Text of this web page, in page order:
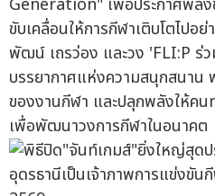
Generation" เพื่อประกาศพลั
ขับเคลื่อนให้การกีฬาเติบโตไปอ
พัฒน์ เถรว่อง และวง 'FLI:P ร่
บรรยากาศแห่งความสนุกสนาน
ของงานกีฬา และปลุกพลังให้ค
เพื่อพัฒนาวงการกีฬาในอนาคต